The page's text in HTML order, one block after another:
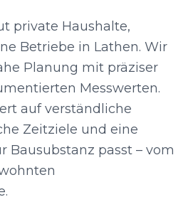
private Haushalte,
Betriebe in Lathen. Wir
Planung mit präziser
Messwerten.
auf verständliche
Zeitziele und eine
Bausubstanz passt – vom